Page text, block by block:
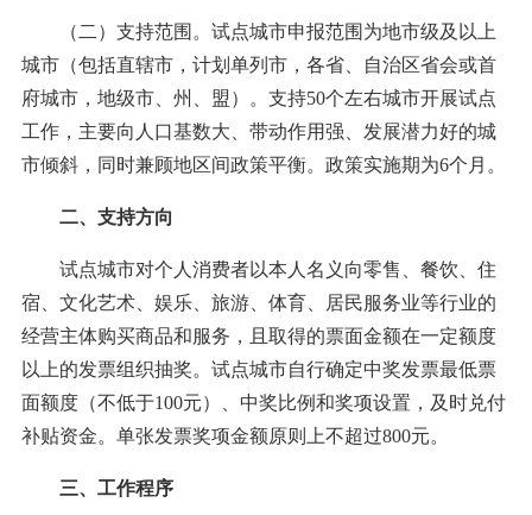
（二）支持范围。试点城市申报范围为地市级及以上
城市（包括直辖市，计划单列市，各省、自治区省会或首
府城市，地级市、州、盟）。支持50个左右城市开展试点
工作，主要向人口基数大、带动作用强、发展潜力好的城
市倾斜，同时兼顾地区间政策平衡。政策实施期为6个月。
二、支持方向
试点城市对个人消费者以本人名义向零售、餐饮、住
宿、文化艺术、娱乐、旅游、体育、居民服务业等行业的
经营主体购买商品和服务，且取得的票面金额在一定额度
以上的发票组织抽奖。试点城市自行确定中奖发票最低票
面额度（不低于100元）、中奖比例和奖项设置，及时兑付
补贴资金。单张发票奖项金额原则上不超过800元。
三、工作程序